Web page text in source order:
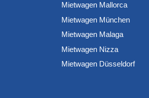
Mietwagen Mallorca
Mietwagen München
Mietwagen Malaga
Mietwagen Nizza
Mietwagen Düsseldorf